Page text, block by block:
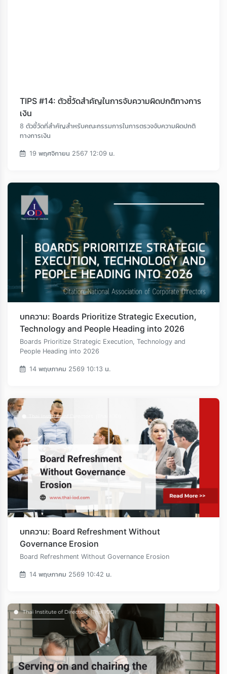
TIPS #14: ตัวชี้วัดสำคัญในการจับความผิดปกติทางการ
เงิน
8 ตัวชี้วัดที่สำคัญสำหรับคณะกรรมการในการตรวจจับความผิดปกติ
ทางการเงิน
19 พฤศจิกายน 2567 12:09 น.
บทความ: Boards Prioritize Strategic Execution,
Technology and People Heading into 2026
Boards Prioritize Strategic Execution, Technology and
People Heading into 2026
14 พฤษภาคม 2569 10:13 น.
บทความ: Board Refreshment Without
Governance Erosion
Board Refreshment Without Governance Erosion
14 พฤษภาคม 2569 10:42 น.
Loading...